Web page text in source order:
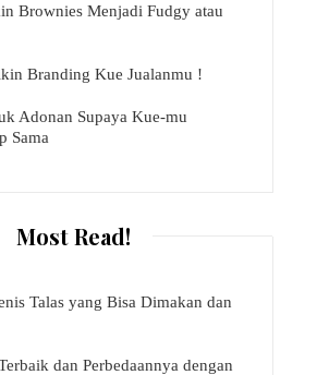
Brownies Menjadi Fudgy atau
Branding Kue Jualanmu !
Adonan Supaya Kue-mu
Sama
Most Read!
Talas yang Bisa Dimakan dan
dan Perbedaannya dengan